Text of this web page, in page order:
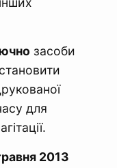
засоби
для
2013